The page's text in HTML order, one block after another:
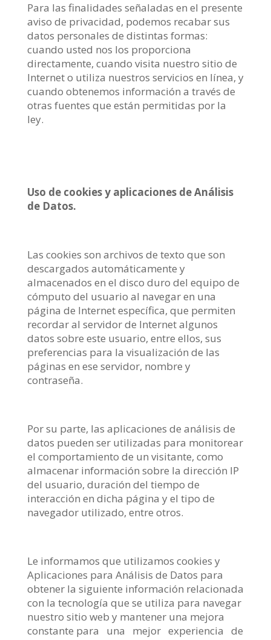
Para las finalidades señaladas en el presente
aviso de privacidad, podemos recabar sus
datos personales de distintas formas:
cuando usted nos los proporciona
directamente, cuando visita nuestro sitio de
Internet o utiliza nuestros servicios en línea, y
cuando obtenemos información a través de
otras fuentes que están permitidas por la
ley.
Uso de cookies y aplicaciones de Análisis
de Datos.
Las cookies son archivos de texto que son
descargados automáticamente y
almacenados en el disco duro del equipo de
cómputo del usuario al navegar en una
página de Internet específica, que permiten
recordar al servidor de Internet algunos
datos sobre este usuario, entre ellos, sus
preferencias para la visualización de las
páginas en ese servidor, nombre y
contraseña.
Por su parte, las aplicaciones de análisis de
datos pueden ser utilizadas para monitorear
el comportamiento de un visitante, como
almacenar información sobre la dirección IP
del usuario, duración del tiempo de
interacción en dicha página y el tipo de
navegador utilizado, entre otros.
Le informamos que utilizamos cookies y
Aplicaciones para Análisis de Datos para
obtener la siguiente información relacionada
con la tecnología que se utiliza para navegar
nuestro sitio web y mantener una mejora
constante para una mejor experiencia de